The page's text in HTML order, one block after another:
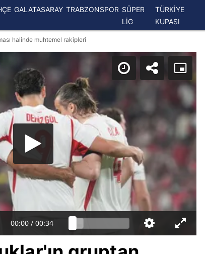
GALATASARAY TRABZONSPOR SÜPER
LİG
TÜRKİYE
KUPASI
halinde muhtemel rakipleri
00:00 / 00:34